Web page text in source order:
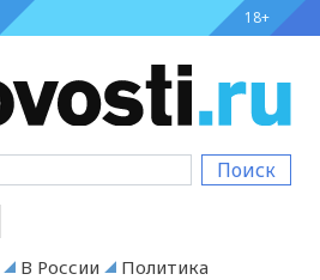
18+
Поиск
В России
Политика